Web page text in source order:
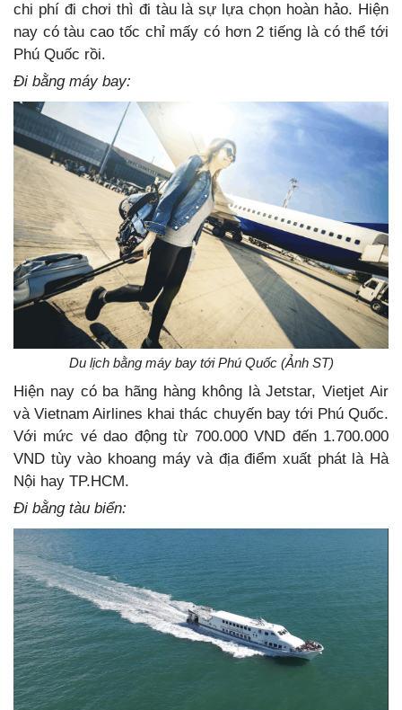
chi phí đi chơi thì đi tàu là sự lựa chọn hoàn hảo. Hiện
nay có tàu cao tốc chỉ mấy có hơn 2 tiếng là có thể tới
Phú Quốc rồi.
Đi bằng máy bay:
Du lịch bằng máy bay tới Phú Quốc (Ảnh ST)
Hiện nay có ba hãng hàng không là Jetstar, Vietjet Air
và Vietnam Airlines khai thác chuyến bay tới Phú Quốc.
Với mức vé dao động từ 700.000 VND đến 1.700.000
VND tùy vào khoang máy và địa điểm xuất phát là Hà
Nội hay TP.HCM.
Đi bằng tàu biển: